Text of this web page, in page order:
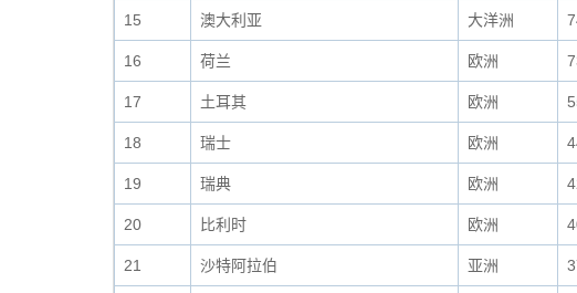
15 澳大利亚 大洋洲
16 荷兰 欧洲
17 土耳其 欧洲
18 瑞士 欧洲
19 瑞典 欧洲
20 比利时 欧洲
21 沙特阿拉伯 亚洲